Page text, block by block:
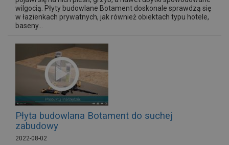
wilgocią. Płyty budowlane Botament doskonale sprawdzą się
w łazienkach prywatnych, jak również obiektach typu hotele,
baseny...
Płyta budowlana Botament do suchej
zabudowy
2022-08-02